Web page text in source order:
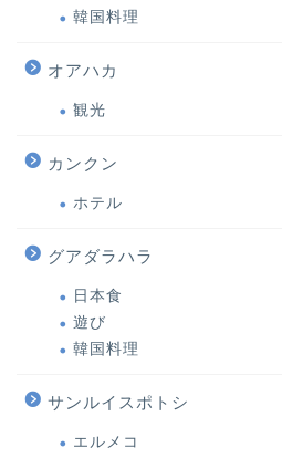
韓国料理
オアハカ
観光
カンクン
ホテル
グアダラハラ
日本食
遊び
韓国料理
サンルイスポトシ
エルメコ